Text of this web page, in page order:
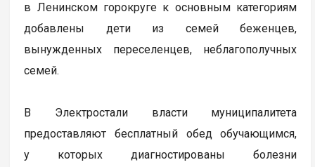
в Ленинском горокруге к основным категориям
добавлены дети из семей беженцев,
вынужденных переселенцев, неблагополучных
семей.
В Электростали власти муниципалитета
предоставляют бесплатный обед обучающимся,
у которых диагностированы болезни